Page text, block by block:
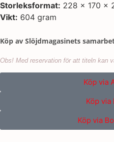
Storleksformat: 228 x 170 x
Vikt: 604 gram
Köp av Slöjdmagasinets
Obs! Med reservation för att titeln kan
Köp via
Köp via
Köp via